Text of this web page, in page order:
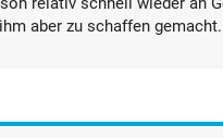
aber zu schaffen gemacht.